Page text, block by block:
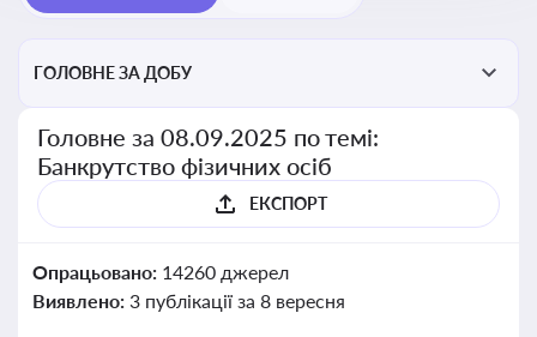
ГОЛОВНЕ ЗА ДОБУ
Головне за 08.09.2025 по темі:
Банкрутство фізичних осіб
ЕКСПОРТ
Опрацьовано: 14260 джерел
Виявлено: 3 публікації за 8 вересня